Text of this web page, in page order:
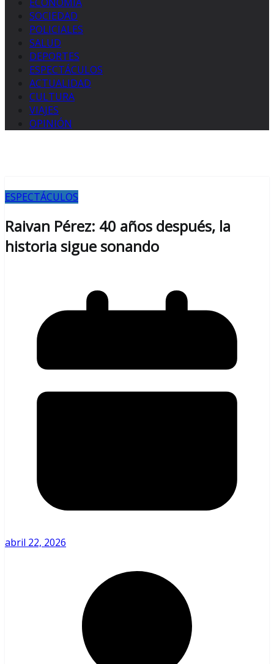
ECONOMÍA
SOCIEDAD
POLICIALES
SALUD
DEPORTES
ESPECTÁCULOS
ACTUALIDAD
CULTURA
VIAJES
OPINIÓN
ESPECTÁCULOS
Raivan Pérez: 40 años después, la
historia sigue sonando
abril 22, 2026